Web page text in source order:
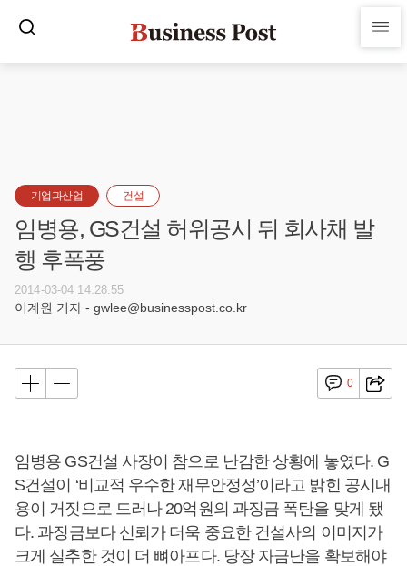
기업과산업 건설
임병용, GS건설 허위공시 뒤 회사채 발
행 후폭풍
2014-03-04 14:28:55
이계원 기자 - gwlee@businesspost.co.kr
0
임병용 GS건설 사장이 참으로 난감한 상황에 놓였다. G
S건설이 ‘비교적 우수한 재무안정성’이라고 밝힌 공시내
용이 거짓으로 드러나 20억원의 과징금 폭탄을 맞게 됐
다. 과징금보다 신뢰가 더욱 중요한 건설사의 이미지가
크게 실추한 것이 더 뼈아프다. 당장 자금난을 확보해야